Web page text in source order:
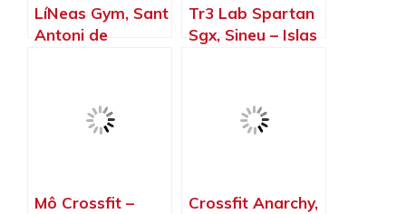
LíNeas Gym, Sant
Antoni de
Tr3 Lab Spartan
Sgx, Sineu – Islas
Mô Crossfit –
Crossfit Anarchy,